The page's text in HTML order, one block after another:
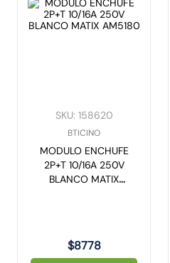
SKU: 158620
BTICINO
MODULO ENCHUFE
2P+T 10/16A 250V
BLANCO MATIX
$8778